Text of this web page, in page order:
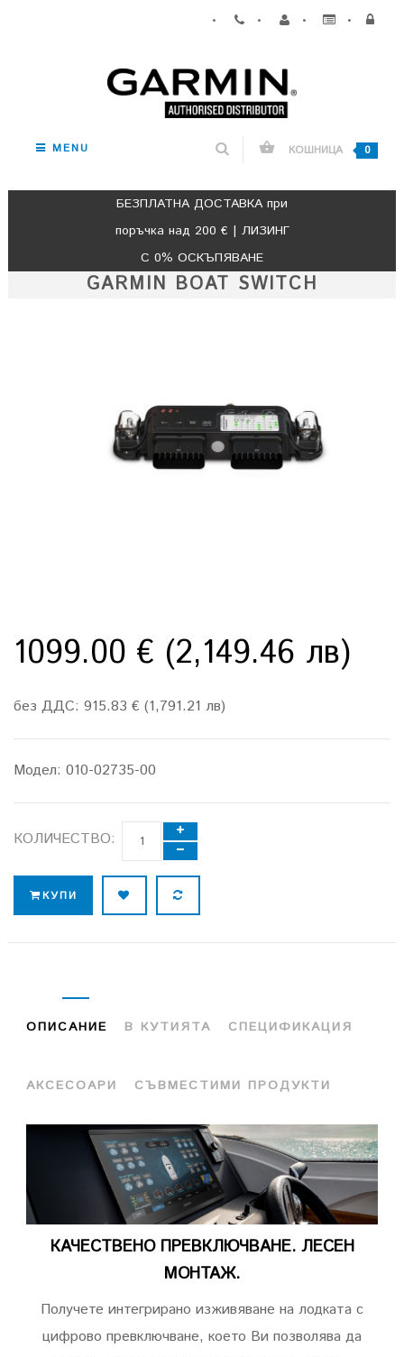
• • • •
MENU КОШНИЦА 0
БЕЗПЛАТНА ДОСТАВКА при
поръчка над 200 € | ЛИЗИНГ
С 0% ОСКЪПЯВАНЕ
GARMIN BOAT SWITCH
1099.00 € (2,149.46 лв)
без ДДС: 915.83 € (1,791.21 лв)
Модел: 010-02735-00
КОЛИЧЕСТВО:
КУПИ
ОПИСАНИЕ В КУТИЯТА СПЕЦИФИКАЦИЯ
АКСЕСОАРИ СЪВМЕСТИМИ ПРОДУКТИ
КАЧЕСТВЕНО ПРЕВКЛЮЧВАНЕ. ЛЕСЕН
МОНТАЖ.
Получете интегрирано изживяване на лодката с
цифрово превключване, което Ви позволява да